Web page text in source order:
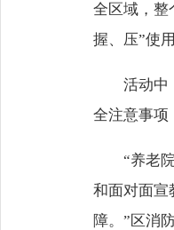
全区域，整
握、压”使
活动中
全注意事项
“养老
和面对面宣
障。”区消